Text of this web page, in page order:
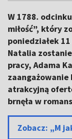
W 1788.
miłość”, który
poniedziałek
Natalia
pracy, Adama
zaangażowanie
atrakcyjną
brnęła w
Zobacz: „M